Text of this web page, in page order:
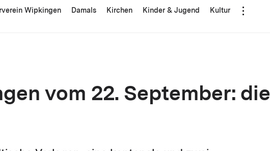
Wipkingen Damals Kirchen Kinder & Jugend Kultur
vom 22. September: die